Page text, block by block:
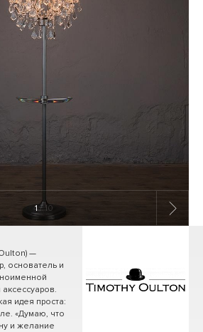
1/ 10
—
основатель и
идея проста:
«Думаю, что
и желание